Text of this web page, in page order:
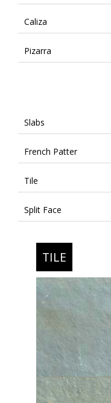
Caliza
Pizarra
Slabs
French Patter
Tile
Split Face
TILE